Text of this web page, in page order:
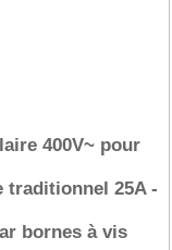
400V~ pour
traditionnel 25A -
bornes à vis